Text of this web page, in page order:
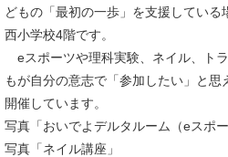
どもの「最初の一歩」を支援してい
西小学校4階です。
eスポーツや理科実験、ネイル、ト
もが自分の意志で「参加したい」と思
開催しています。
写真「おいでよデルタルーム（eスポー
写真「ネイル講座」